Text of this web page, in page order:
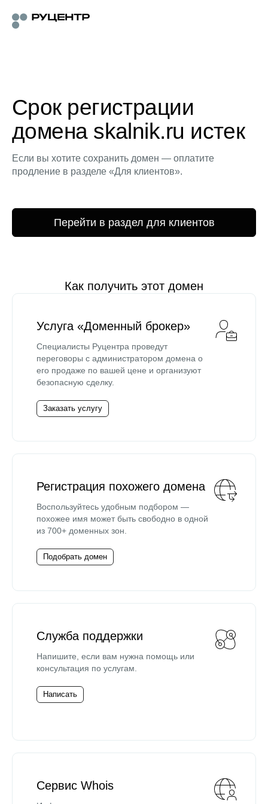
Срок регистрации
домена skalnik.ru истек
Если вы хотите сохранить домен — оплатите
продление в разделе «Для клиентов».
Перейти в раздел для клиентов
Как получить этот домен
Услуга «Доменный брокер»
Специалисты Руцентра проведут
переговоры с администратором домена о
его продаже по вашей цене и организуют
безопасную сделку.
Заказать услугу
Регистрация похожего домена
Воспользуйтесь удобным подбором —
похожее имя может быть свободно в одной
из 700+ доменных зон.
Подобрать домен
Служба поддержки
Напишите, если вам нужна помощь или
консультация по услугам.
Написать
Сервис Whois